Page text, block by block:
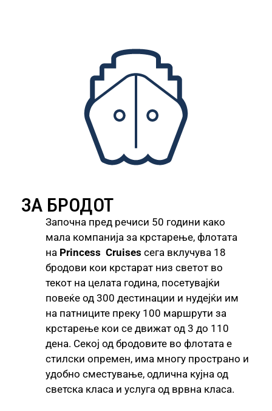
ЗА БРОДОТ
Започна пред речиси 50 години како
мала компанија за крстарење, флотата
на Princess Cruises сега вклучува 18
бродови кои крстарат низ светот во
текот на целата година, посетувајќи
повеќе од 300 дестинации и нудејќи им
на патниците преку 100 маршрути за
крстарење кои се движат од 3 до 110
дена. Секој од бродовите во флотата е
стилски опремен, има многу пространо и
удобно сместување, одлична кујна од
светска класа и услуга од врвна класа.